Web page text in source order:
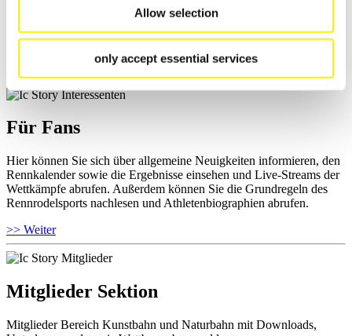
Allow selection
only accept essential services
Wettkämpfen, Anti-Doping und Fairplay einsehen, Ergebnislisten
Ihre Athletenbiographie ansehen.
Für Fans
Hier können Sie sich über allgemeine Neuigkeiten informieren, den
Rennkalender sowie die Ergebnisse einsehen und Live-Streams der
Wettkämpfe abrufen. Außerdem können Sie die Grundregeln des
Rennrodelsports nachlesen und Athletenbiographien abrufen.
>> Weiter
Mitglieder Sektion
Mitglieder Bereich Kunstbahn und Naturbahn mit Downloads,